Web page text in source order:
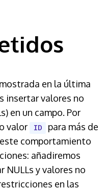
en la última
insertar valores no
en un campo. Por
valor
ID
para más de
comportamiento
añadiremos
NULLs y valores no
en las